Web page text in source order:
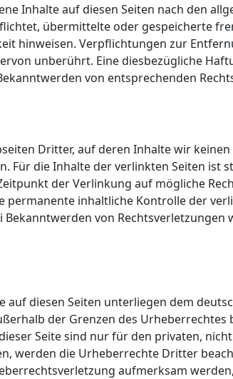
Inhalte auf diesen Seiten nach den
übermittelte oder gespeicherte
hinweisen. Verpflichtungen zur
unberührt. Eine diesbezügliche
von entsprechenden
Dritter, auf deren Inhalte wir
Für die Inhalte der verlinkten Seiten ist
der Verlinkung auf mögliche
inhaltliche Kontrolle der
von
diesen Seiten unterliegen dem
der Grenzen des
Seite sind nur für den privaten,
werden die Urheberrechte Dritter
aufmerksam